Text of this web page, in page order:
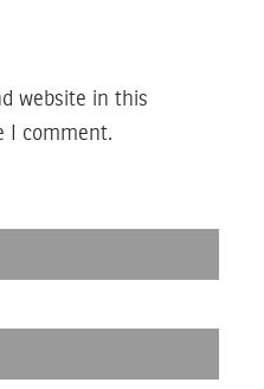
website in this
I comment.